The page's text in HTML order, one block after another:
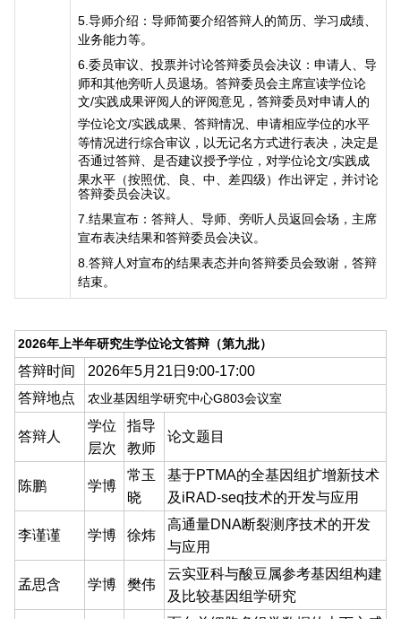
5. 导师介绍：导师简要介绍答辩人的简历、学习成绩、
业务能力等。
6. 委员审议、投票并讨论答辩委员会决议：申请人、导
师和其他旁听人员退场。答辩委员会主席宣读学位论
文/实践成果评阅人的评阅意见，答辩委员对申请人的
学位论文/实践成果、答辩情况、申请相应学位的水平
等情况进行综合审议，以无记名方式进行表决，决定是
否通过答辩、是否建议授予学位，对学位论文/实践成
果水平（按照优、良、中、差四级）作出评定，并讨论
答辩委员会决议。
7. 结果宣布：答辩人、导师、旁听人员返回会场，主席
宣布表决结果和答辩委员会决议。
8. 答辩人对宣布的结果表态并向答辩委员会致谢，答辩
结束。
2026年上半年研究生学位论文答辩（第九批）
答辩时间
2026年5月21日9:00-17:00
答辩地点
农业基因组学研究中心G803会议室
答辩人
学位
层次
指导
教师
论文题目
陈鹏 学博
常玉
晓
基于PTMA的全基因组扩增新技术
及iRAD-seq技术的开发与应用
李谨谨 学博 徐炜
高通量DNA断裂测序技术的开发
与应用
孟思含 学博 樊伟
云实亚科与酸豆属参考基因组构建
及比较基因组学研究